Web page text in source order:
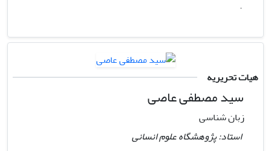
.
هیات تحریریه
سید مصطفی عاصی
زبان شناسی
استاد: پژوهشگاه علوم انسانی